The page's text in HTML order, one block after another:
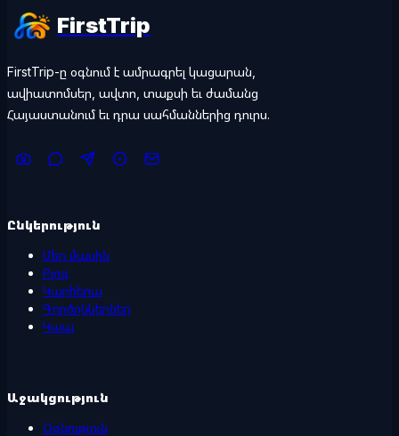
FirstTrip
FirstTrip-ը օգնում է ամրագրել կացարան,
ավիատոմսեր, ավտո, տաքսի եւ ժամանց
Հայաստանում եւ դրա սահմաններից դուրս.
Ընկերություն
Մեր մասին
Բլոգ
Կարիերա
Գործընկերներ
Կապ
Աջակցություն
Օգնություն